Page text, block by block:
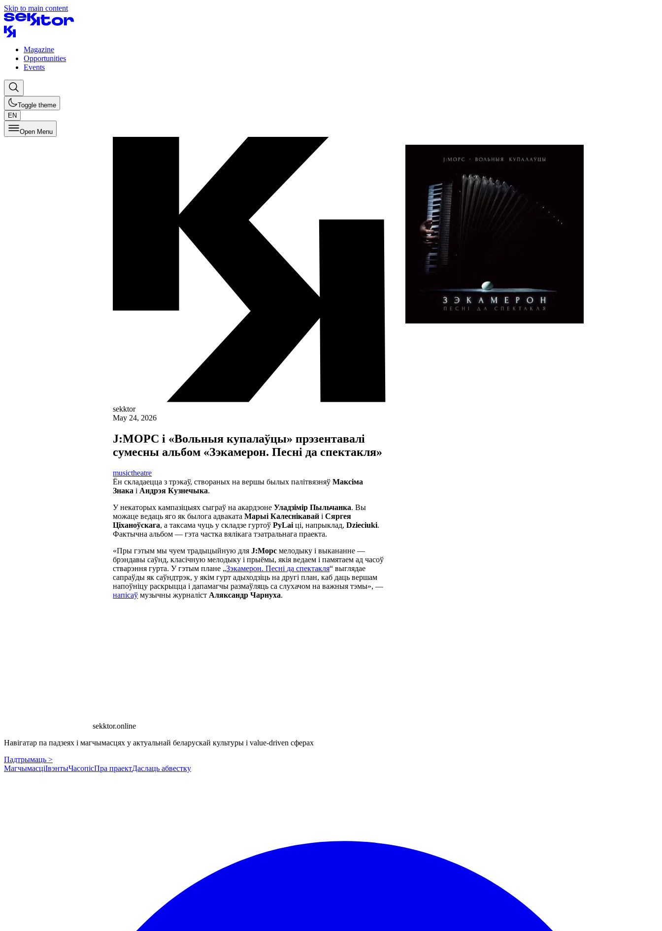
Skip to main content
Magazine
Opportunities
Events
Toggle theme
EN
Open Menu
sekktor
May 24, 2026
J:МОРС і «Вольныя купалаўцы» прэзентавалі
сумесны альбом «Зэкамерон. Песні да спектакля»
musictheatre
Ён складаецца з трэкаў, створаных на вершы былых палітвязняўМаксіма
Знака і Андрэя Кузнечыка.
У некаторых кампазіцыях сыграў на акардэонеУладзімір Пыльчанка. Вы
можаце ведаць яго як былога адвакатаМарыі Калеснікавай іСяргея
Ціханоўскага, а таксама чуць у складзе гуртоўPyLaiці, напрыклад,Dzieciuki.
Фактычна альбом — гэта частка вялікага тэатральнага праекта.
«Пры гэтым мы чуем традыцыйную дляJ:Морс мелодыку і выкананне —
брэндавы саўнд, класічную мелодыку і прыёмы, якія ведаем і памятаем ад часоў
стварэння гурта. У гэтым плане „Зэкамерон. Песні да спектакля“ выглядае
сапраўды як саўндтрэк, у якім гурт адыходзіць на другі план, каб даць вершам
напоўніцу раскрыцца і дапамагчы размаўляць са слухачом на важныя тэмы», —
напісаў музычны журналіст Аляксандр Чарнуха.
sekktor.online
Навігатар па падзеях і магчымасцях у актуальнай беларускай культуры і value-driven сферах
Падтрымаць >
МагчымасціІвэнтыЧасопісПра праектДаслаць абвестку